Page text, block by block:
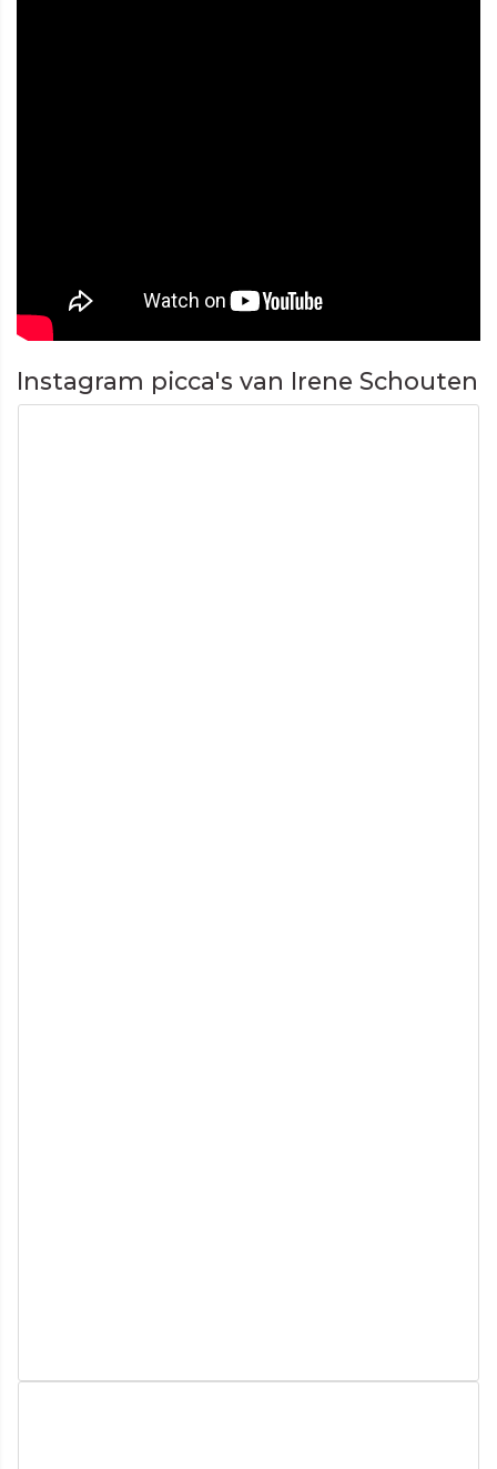
Instagram picca's van Irene Schouten